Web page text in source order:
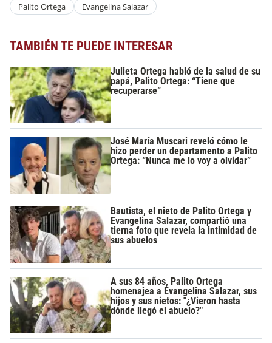
Palito Ortega Evangelina Salazar
TAMBIÉN TE PUEDE INTERESAR
Julieta Ortega habló de la salud de su
papá, Palito Ortega: “Tiene que
recuperarse”
José María Muscari reveló cómo le
hizo perder un departamento a Palito
Ortega: “Nunca me lo voy a olvidar”
Bautista, el nieto de Palito Ortega y
Evangelina Salazar, compartió una
tierna foto que revela la intimidad de
sus abuelos
A sus 84 años, Palito Ortega
homenajea a Evangelina Salazar, sus
hijos y sus nietos: "¿Vieron hasta
dónde llegó el abuelo?"